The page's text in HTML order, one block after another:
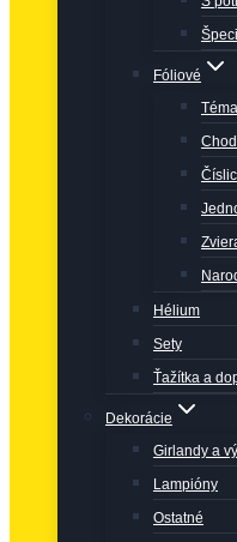
Fóliové
Hélium
Sety
Ťažítka a
Dekorácie
Girlandy a
Lampióny
Ostatné